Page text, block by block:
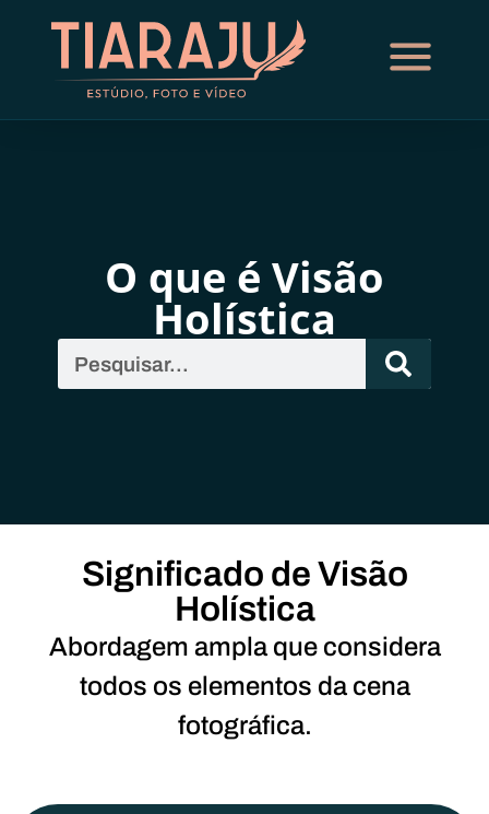
O que é Visão
Holística
Significado de Visão
Holística
Abordagem ampla que considera
todos os elementos da cena
fotográfica.